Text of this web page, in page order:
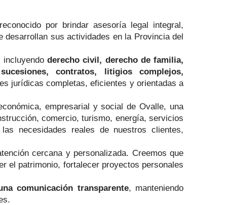
por brindar asesoría legal integral,
desarrollan sus actividades en la Provincia del
incluyendoderecho civil, derecho de familia,
contratos, litigios complejos,
jurídicas completas, eficientes y orientadas a
empresarial y social de Ovalle, una
comercio, turismo, energía, servicios
necesidades reales de nuestros clientes,
cercana y personalizada. Creemos que
el patrimonio, fortalecer proyectos personales
comunicación transparente, manteniendo